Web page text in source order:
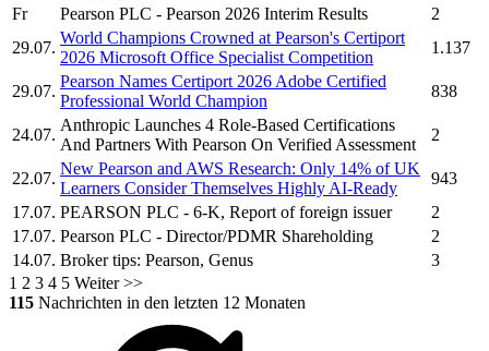
Fr
Pearson PLC - Pearson 2026 Interim Results
2
29.07.
World Champions Crowned at Pearson's Certiport
2026 Microsoft Office Specialist Competition
1.137
29.07.
Pearson Names Certiport 2026 Adobe Certified
Professional World Champion
838
24.07.
Anthropic Launches 4 Role-Based Certifications
And Partners With Pearson On Verified Assessment
2
22.07.
New Pearson and AWS Research: Only 14% of UK
Learners Consider Themselves Highly AI-Ready
943
17.07. PEARSON PLC - 6-K, Report of foreign issuer
2
17.07. Pearson PLC - Director/PDMR Shareholding
2
14.07. Broker tips: Pearson, Genus
3
1 2 3 4 5 Weiter >>
115 Nachrichten in den letzten 12 Monaten